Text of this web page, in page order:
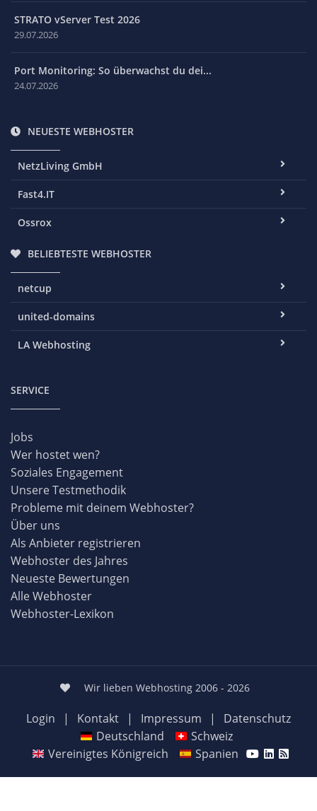
STRATO vServer Test 2026
29.07.2026
Port Monitoring: So überwachst du dei...
24.07.2026
NEUESTE WEBHOSTER
NetzLiving GmbH
Fast4.IT
Ossrox
BELIEBTESTE WEBHOSTER
netcup
united-domains
LA Webhosting
SERVICE
Jobs
Wer hostet wen?
Soziales Engagement
Unsere Testmethodik
Probleme mit deinem Webhoster?
Über uns
Als Anbieter registrieren
Webhoster des Jahres
Neueste Bewertungen
Alle Webhoster
Webhoster-Lexikon
Wir lieben Webhosting 2006 - 2026
Login | Kontakt | Impressum |
Datenschutz
Deutschland
Schweiz
Vereinigtes Königreich
Spanien